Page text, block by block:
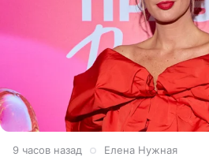
9 часов назад Елена Нужная